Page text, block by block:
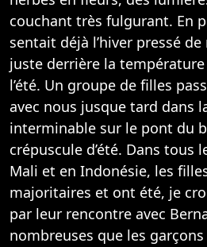
couchant très fulgurant. En
sentait déjà l’hiver pressé
juste derrière la
l’été. Un groupe de filles
avec nous jusque tard dans
interminable sur le pont du
crépuscule d’été. Dans tous
Mali et en Indonésie, les
majoritaires et ont été, je
par leur rencontre avec
nombreuses que les garçons